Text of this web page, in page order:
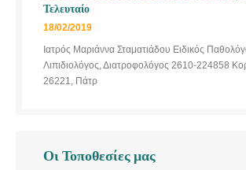
Τελευταίο
18/02/2019
Ιατρός Μαριάννα Σταματιάδου Ειδικός
Λιπιδιολόγος, Διατροφολόγος 2610-224858
26221, Πάτρ
Οι Τοποθεσίες μας